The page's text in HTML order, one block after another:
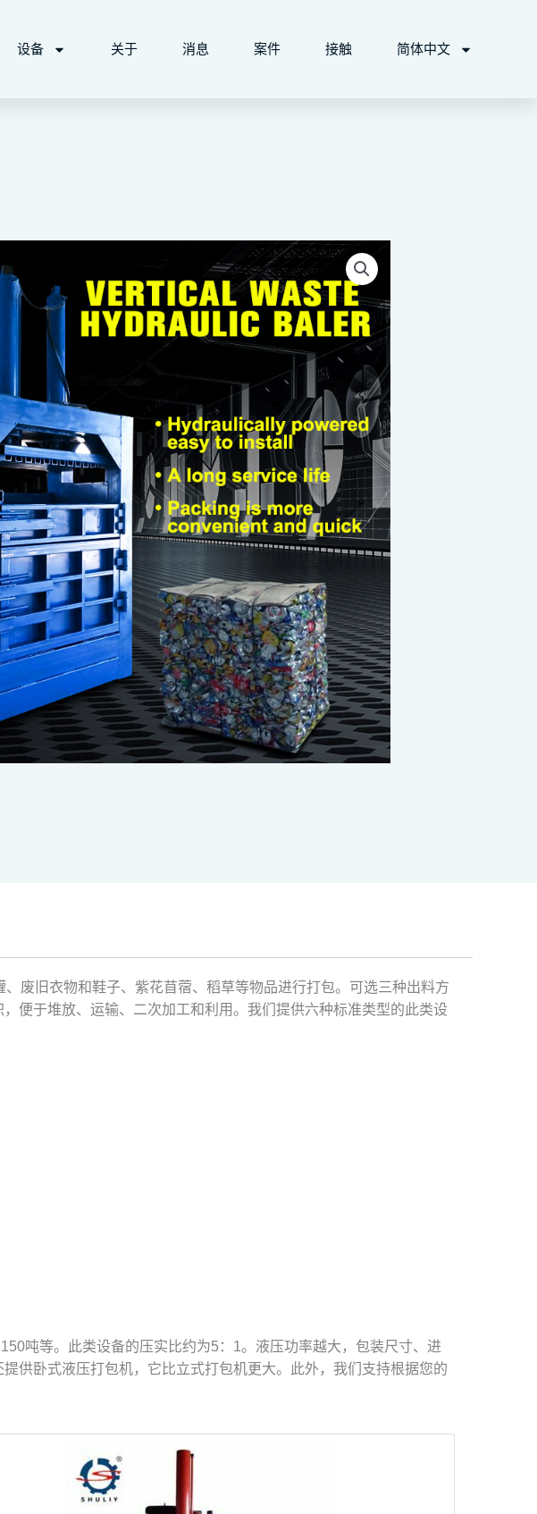
设备 关于 消息 案件 接触 简体中文
废旧衣物和鞋子、紫花苜蓿、稻草等物品进行打包。可选三种出料方
便于堆放、运输、二次加工和利用。我们提供六种标准类型的此类设
吨等。此类设备的压实比约为5：1。液压功率越大，包装尺寸、进
供卧式液压打包机，它比立式打包机更大。此外，我们支持根据您的